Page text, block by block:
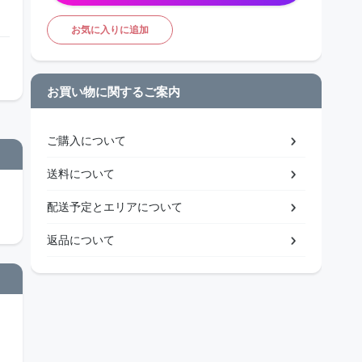
お気に入りに追加
お買い物に関するご案内
ご購入について
送料について
配送予定とエリアについて
返品について